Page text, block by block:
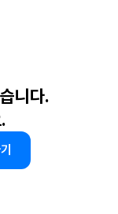
니다.